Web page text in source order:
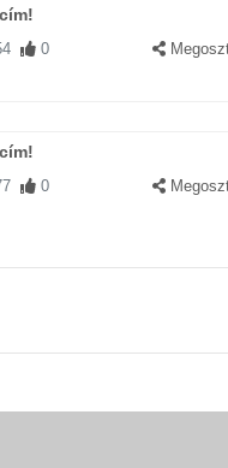
0
0